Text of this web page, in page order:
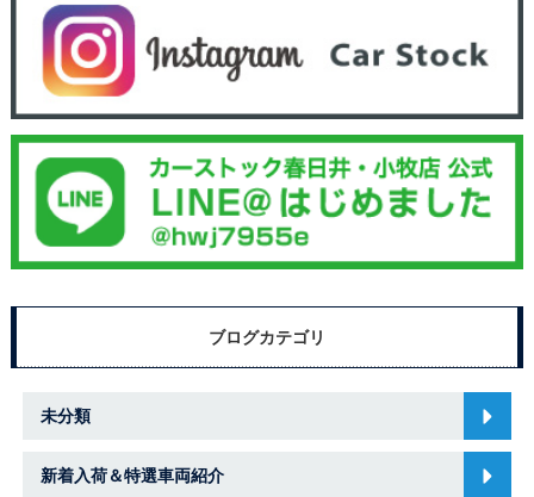
ブログカテゴリ
未分類
新着入荷＆特選車両紹介